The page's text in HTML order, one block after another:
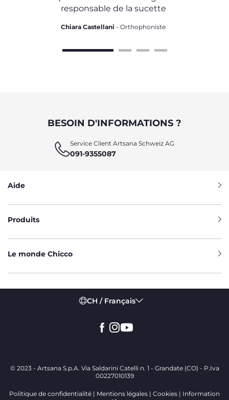
responsable de la sucette
Chiara Castellani - Orthophoniste
BESOIN D'INFORMATIONS ?
Service Client Artsana Schweiz AG
091-9355087
Aide
Produits
Le monde Chicco
CH / Français
© 2023 - Artsana S.p.A. Via Saldarini Catelli n. 1 - Grandate (CO) - P.Iva
00227010139
Politique de confidentialité Mentions légales Cookies
Information